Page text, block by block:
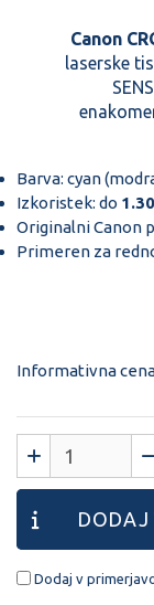
Canon
laserske
Barva: cyan
Izkoristek: do
Originalni Canon
Primeren za
Informativna
DODAJ
Dodaj v